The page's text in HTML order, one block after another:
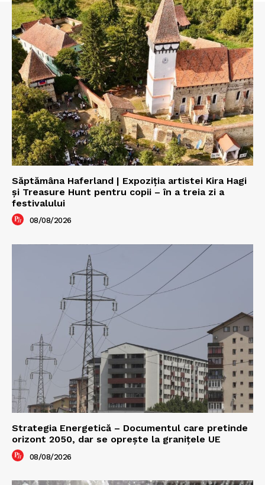
Săptămâna Haferland | Expoziţia artistei Kira Hagi
şi Treasure Hunt pentru copii – în a treia zi a
festivalului
08/08/2026
Strategia Energetică – Documentul care pretinde
orizont 2050, dar se oprește la granițele UE
08/08/2026